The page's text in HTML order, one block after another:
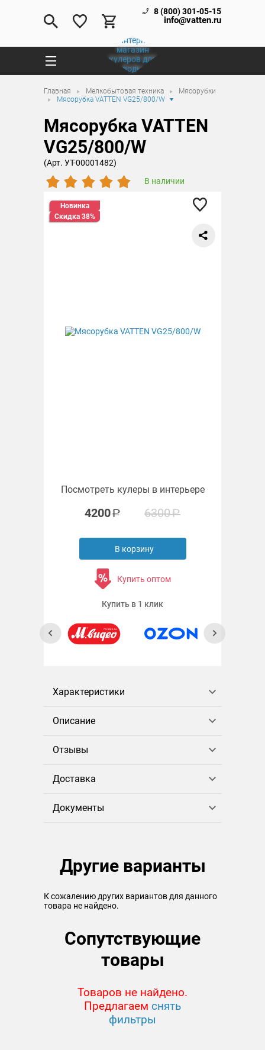
8 (800) 301-05-15
info@vatten.ru
Главная Мелкобытовая техника
Мясорубки
Мясорубка VATTEN VG25/800/W
Мясорубка VATTEN
VG25/800/W
(Арт. УТ-00001482)
В наличии
Новинка
Скидка 38%
Посмотреть кулеры в интерьере
4200 6300
В корзину
Купить оптом
Купить в 1 клик
Характеристики
Описание
Отзывы
Доставка
Документы
Другие варианты
К сожалению других вариантов для данного
товара не найдено.
Сопутствующие
товары
Товаров не найдено.
Предлагаем снять
фильтры